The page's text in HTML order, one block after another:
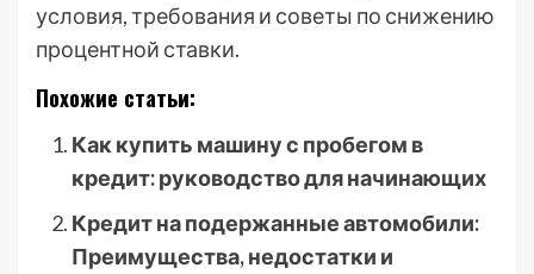
условия, требования и советы по снижению
процентной ставки.
Похожие статьи:
Как купить машину с пробегом в
кредит: руководство для начинающих
Кредит на подержанные автомобили:
Преимущества, недостатки и